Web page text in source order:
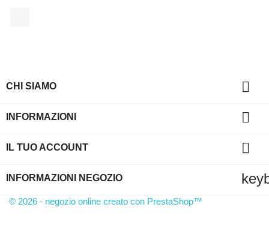
CHI SIAMO 
INFORMAZIONI 
IL TUO ACCOUNT 
INFORMAZIONI NEGOZIO
© 2026 - negozio online creato con PrestaShop™